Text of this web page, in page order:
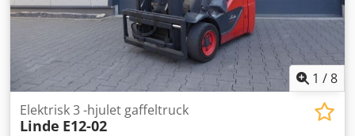
1 /8
Elektrisk 3 -hjulet gaffeltruck
Linde E12-02